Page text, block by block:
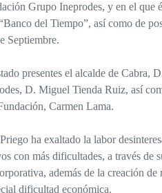
Grupo Ineprodes, y en el que
del Tiempo”, así como de
Septiembre.
presentes el alcalde de Cabra,
D. Miguel Tienda Ruiz, así
Carmen Lama.
ha exaltado la labor
con más dificultades, a través de
además de la creación de
dificultad económica.